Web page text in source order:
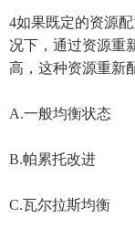
4如果既定的资源
况下，通过资源重
高，这种资源重新
A.一般均衡状态
B.帕累托改进
C.瓦尔拉斯均衡